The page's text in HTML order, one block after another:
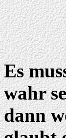
Es
wahr
dann